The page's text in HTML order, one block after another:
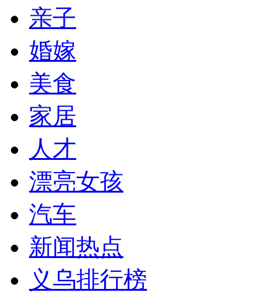
亲子
婚嫁
美食
家居
人才
漂亮女孩
汽车
新闻热点
义乌排行榜